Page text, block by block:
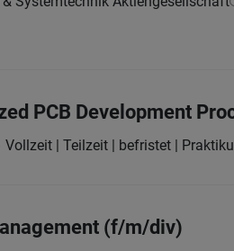
PCB Development
Vollzeit | Teilzeit | befristet |
(f/m/div)